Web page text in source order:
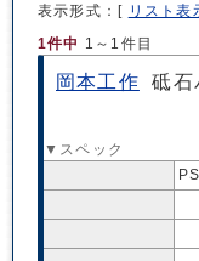
表示形式：[ リスト表
1件中 1～1件目
岡本工作 砥石
▼スペック